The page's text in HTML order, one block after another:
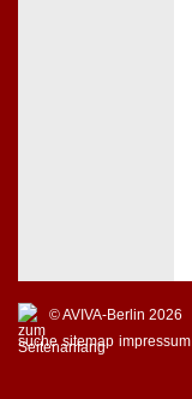
© AVIVA-Berlin 2026
suche sitemap impressum